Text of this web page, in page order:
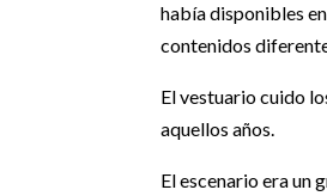
había disponibles
contenidos
El vestuario cuido
aquellos años.
El escenario era un